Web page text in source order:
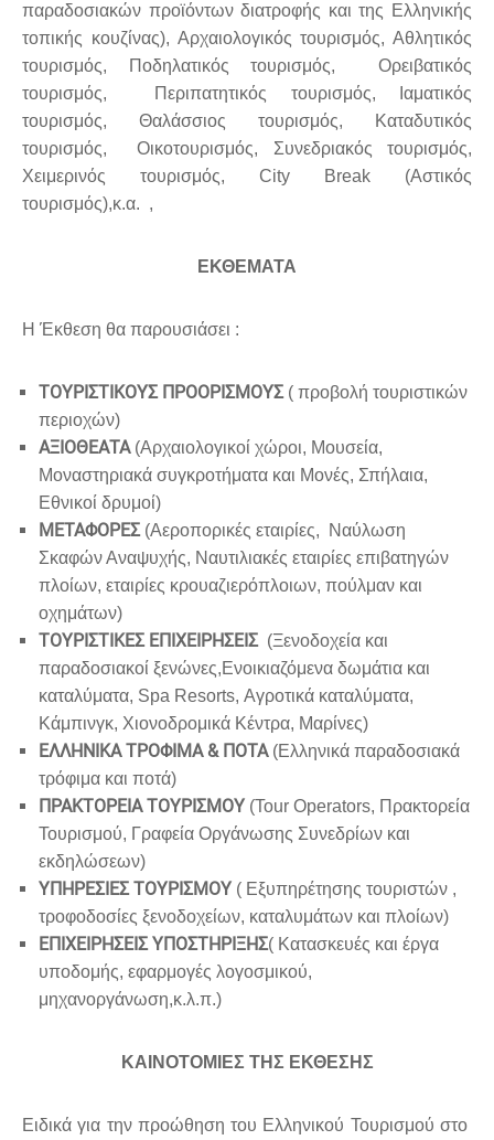
παραδοσιακών προϊόντων διατροφής και της Ελληνικής
τοπικής κουζίνας), Αρχαιολογικός τουρισμός, Αθλητικός
τουρισμός, Ποδηλατικός τουρισμός, Ορειβατικός
τουρισμός, Περιπατητικός τουρισμός, Ιαματικός
τουρισμός, Θαλάσσιος τουρισμός, Καταδυτικός
τουρισμός, Οικοτουρισμός, Συνεδριακός τουρισμός,
Χειμερινός τουρισμός, City Break (Αστικός
τουρισμός),κ.α. ,
ΕΚΘΕΜΑΤΑ
Η Έκθεση θα παρουσιάσει :
TΟΥΡΙΣΤΙΚΟΥΣ ΠΡΟΟΡΙΣΜΟΥΣ( προβολή τουριστικών
περιοχών)
ΑΞΙΟΘΕΑΤΑ(Αρχαιολογικοί χώροι, Μουσεία,
Μοναστηριακά συγκροτήματα και Μονές, Σπήλαια,
Εθνικοί δρυμοί)
ΜΕΤΑΦΟΡΕΣ(Αεροπορικές εταιρίες, Ναύλωση
Σκαφών Αναψυχής, Ναυτιλιακές εταιρίες επιβατηγών
πλοίων, εταιρίες κρουαζιερόπλοιων, πούλμαν και
οχημάτων)
ΤΟΥΡΙΣΤΙΚΕΣ ΕΠΙΧΕΙΡΗΣΕΙΣ(Ξενοδοχεία και
παραδοσιακοί ξενώνες,Ενοικιαζόμενα δωμάτια και
καταλύματα, Spa Resorts, Αγροτικά καταλύματα,
Κάμπινγκ, Χιονοδρομικά Κέντρα, Μαρίνες)
ΕΛΛΗΝΙΚΑ ΤΡΟΦΙΜΑ & ΠΟΤΑ (Ελληνικά παραδοσιακά
τρόφιμα και ποτά)
ΠΡΑΚΤΟΡΕΙΑ ΤΟΥΡΙΣΜΟΥ (Tour Operators, Πρακτορεία
Τουρισμού, Γραφεία Οργάνωσης Συνεδρίων και
εκδηλώσεων)
ΥΠΗΡΕΣΙΕΣ ΤΟΥΡΙΣΜΟΥ ( Εξυπηρέτησης τουριστών ,
τροφοδοσίες ξενοδοχείων, καταλυμάτων και πλοίων)
ΕΠΙΧΕΙΡΗΣΕΙΣ ΥΠΟΣΤΗΡΙΞΗΣ( Κατασκευές και έργα
υποδομής, εφαρμογές λογοσμικού,
ΚΑΙΝΟΤΟΜΙΕΣ ΤΗΣ ΕΚΘΕΣΗΣ
Ειδικά για την προώθηση του Ελληνικού Τουρισμού στο